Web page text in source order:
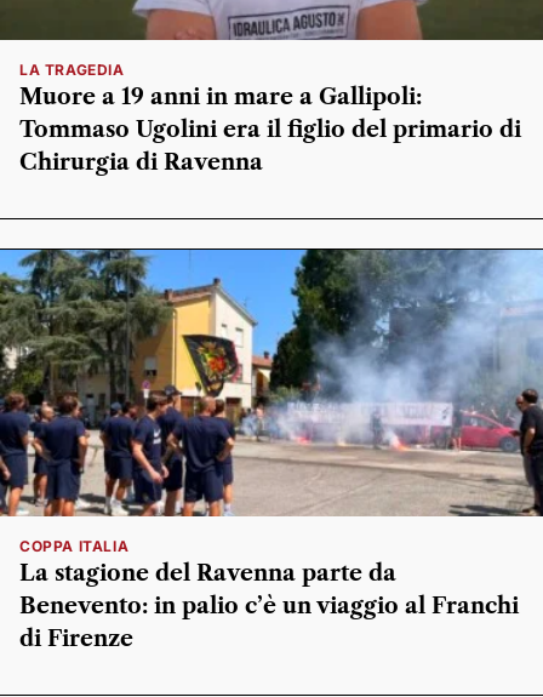
LA TRAGEDIA
Muore a 19 anni in mare a Gallipoli:
Tommaso Ugolini era il figlio del primario di
Chirurgia di Ravenna
COPPA ITALIA
La stagione del Ravenna parte da
Benevento: in palio c’è un viaggio al Franchi
di Firenze